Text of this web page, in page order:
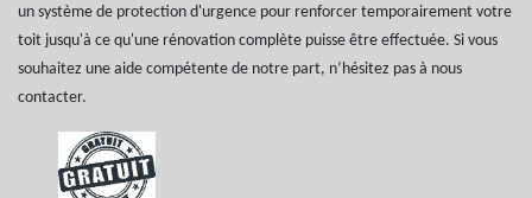
un système de protection d'urgence pour renforcer temporairement votre
toit jusqu'à ce qu'une rénovation complète puisse être effectuée. Si vous
souhaitez une aide compétente de notre part, n’hésitez pas à nous
contacter.